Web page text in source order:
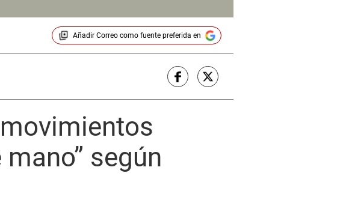
Añadir Correocomo fuente preferida en
según